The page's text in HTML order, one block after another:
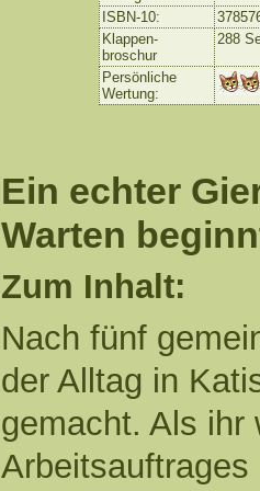
ISBN-10:
Klappen-
broschur
288
Persönliche
Wertung:
Ein echter
Warten
Zum Inhalt:
Nach fünf
der Alltag in
gemacht. Als ihr